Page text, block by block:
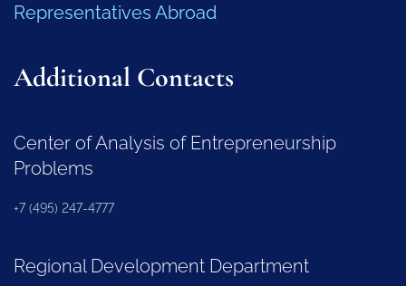
Representatives Abroad
Additional Contacts
Center of Analysis of Entrepreneurship
Problems
+7 (495) 247-4777
Regional Development Department